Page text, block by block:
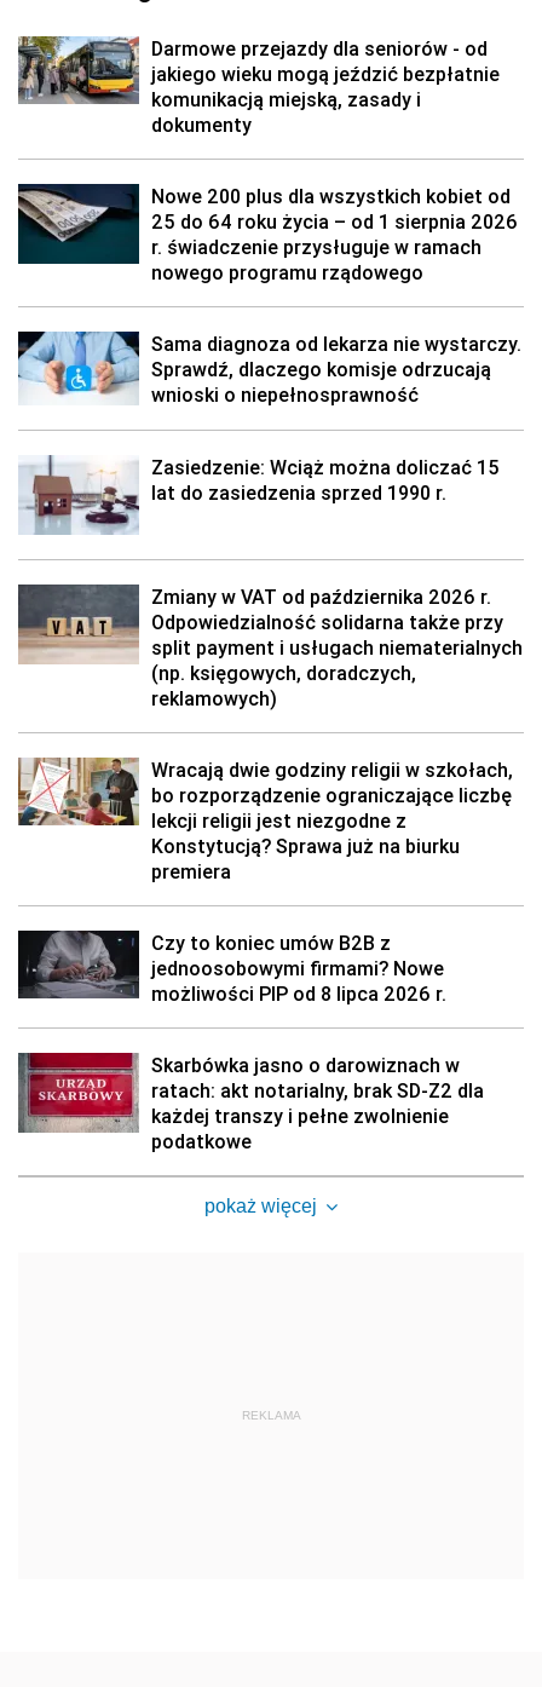
Darmowe przejazdy dla seniorów - od
jakiego wieku mogą jeździć bezpłatnie
komunikacją miejską, zasady i
dokumenty
Nowe 200 plus dla wszystkich kobiet od
25 do 64 roku życia – od 1 sierpnia 2026
r. świadczenie przysługuje w ramach
nowego programu rządowego
Sama diagnoza od lekarza nie wystarczy.
Sprawdź, dlaczego komisje odrzucają
wnioski o niepełnosprawność
Zasiedzenie: Wciąż można doliczać 15
lat do zasiedzenia sprzed 1990 r.
Zmiany w VAT od października 2026 r.
Odpowiedzialność solidarna także przy
split payment i usługach niematerialnych
(np. księgowych, doradczych,
reklamowych)
Wracają dwie godziny religii w szkołach,
bo rozporządzenie ograniczające liczbę
lekcji religii jest niezgodne z
Konstytucją? Sprawa już na biurku
premiera
Czy to koniec umów B2B z
jednoosobowymi firmami? Nowe
możliwości PIP od 8 lipca 2026 r.
Skarbówka jasno o darowiznach w
ratach: akt notarialny, brak SD-Z2 dla
każdej transzy i pełne zwolnienie
podatkowe
pokaż więcej
REKLAMA